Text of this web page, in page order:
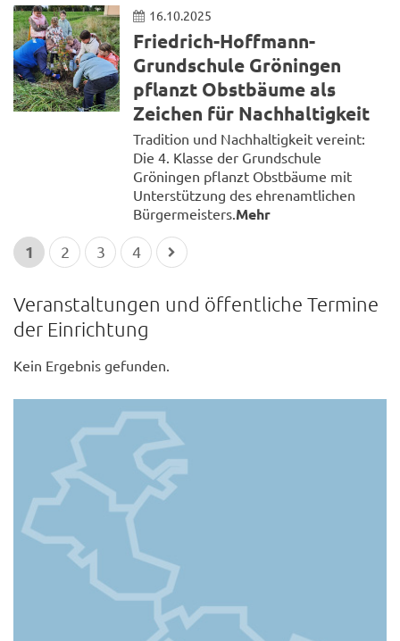
16.10.2025
Friedrich-Hoffmann-
Grundschule Gröningen
pflanzt Obstbäume als
Zeichen für Nachhaltigkeit
Tradition und Nachhaltigkeit vereint:
Die 4. Klasse der Grundschule
Gröningen pflanzt Obstbäume mit
Unterstützung des ehrenamtlichen
Bürgermeisters. Mehr
1 2 3 4
Veranstaltungen und öffentliche Termine
der Einrichtung
Kein Ergebnis gefunden.